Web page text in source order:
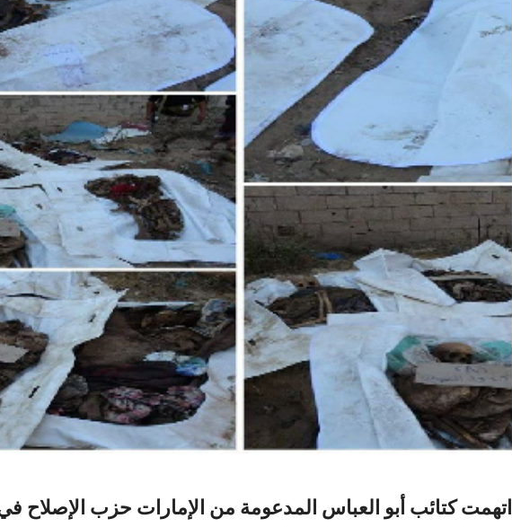
اتهمت كتائب أبو العباس المدعومة من الإمارات حزب الإصلاح